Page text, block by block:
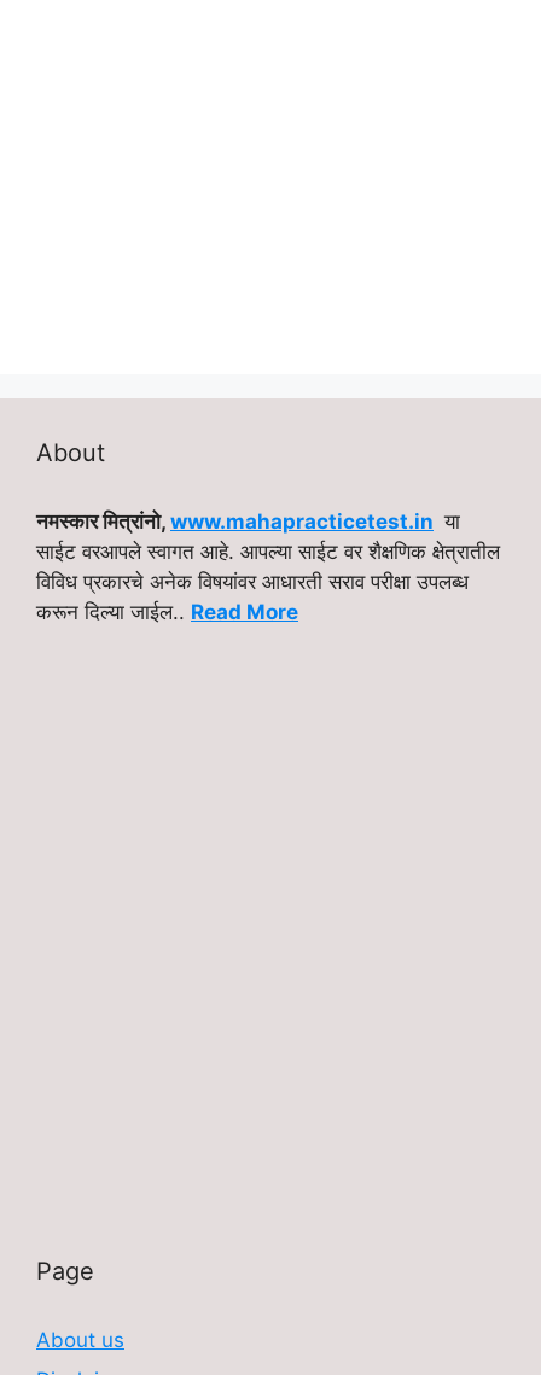
About
नमस्कार मित्रांनो, www.mahapracticetest.in या
साईट वरआपले स्वागत आहे. आपल्या साईट वर शैक्षणिक क्षेत्रातील
विविध प्रकारचे अनेक विषयांवर आधारती सराव परीक्षा उपलब्ध
करून दिल्या जाईल.. Read More
Page
About us